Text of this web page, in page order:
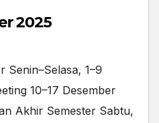
2025
Senin–Selasa, 1–9
10–17 Desember
Akhir Semester Sabtu,